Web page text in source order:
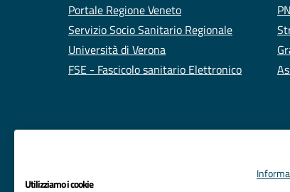
Portale Regione Veneto
Servizio Socio Sanitario Regionale
Università di Verona
FSE - Fascicolo sanitario Elettronico
Utilizziamo i cookie